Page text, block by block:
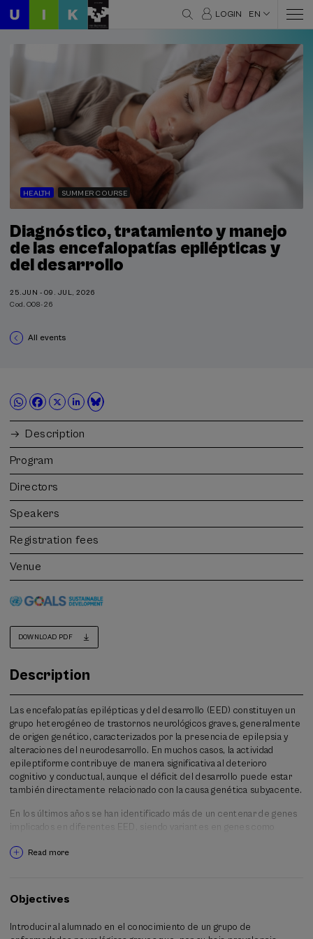
LOGIN EN
HEALTH SUMMER COURSE
Diagnóstico, tratamiento y manejo
de las encefalopatías epilépticas y
del desarrollo
25.JUN - 09. JUL, 2026
Cod. O08-26
All events
Description
Program
Directors
Speakers
Registration fees
Venue
DOWNLOAD PDF
Description
Las encefalopatías epilépticas y del desarrollo (EED) constituyen un
grupo heterogéneo de trastornos neurológicos graves, generalmente
de origen genético, caracterizados por la presencia de epilepsia y
alteraciones del neurodesarrollo. En muchos casos, la actividad
epileptiforme contribuye de manera significativa al deterioro
cognitivo y conductual, aunque el déficit del desarrollo puede estar
también directamente relacionado con la causa genética subyacente.
En los últimos años se han identificado más de un centenar de genes
implicados en diferentes EED, siendo variantes en genes como
frecuentes. Estas enfermedades, consideradas raras en su conjunto,
diagnóstico y asistencial. En España, se estima que miles de personas
viven con algún tipo de EED, aunque el infradiagnóstico y la
heterogeneidad clínica dificultan obtener cifras precisas.
Read more
Objectives
Introducir al alumnado en el conocimiento de un grupo de